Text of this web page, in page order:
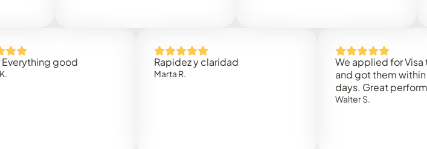
good Rapidez y claridad
We applied for Visa to Oman
and got them within 3
days. Great performance!